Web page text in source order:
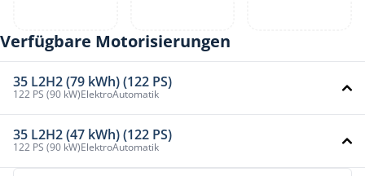
Verfügbare Motorisierungen
35 L2H2 (79 kWh) (122 PS)
122 PS (90 kW)ElektroAutomatik
35 L2H2 (47 kWh) (122 PS)
122 PS (90 kW)ElektroAutomatik